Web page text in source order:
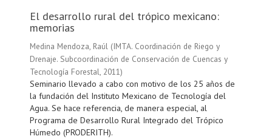
El desarrollo rural del trópico mexicano:
memorias
Medina Mendoza, Raúl (IMTA. Coordinación de Riego y
Drenaje. Subcoordinación de Conservación de Cuencas y
Tecnología Forestal, 2011)
Seminario llevado a cabo con motivo de los 25 años de
la fundación del Instituto Mexicano de Tecnología del
Agua. Se hace referencia, de manera especial, al
Programa de Desarrollo Rural Integrado del Trópico
Húmedo (PRODERITH).